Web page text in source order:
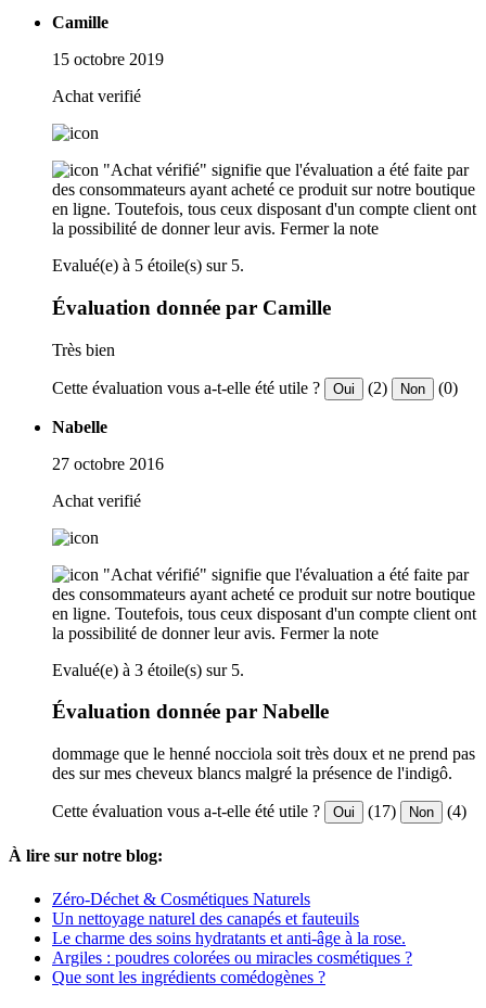
Camille
15 octobre 2019
Achat verifié
"Achat vérifié" signifie que l'évaluation a été faite par
des consommateurs ayant acheté ce produit sur notre boutique
en ligne. Toutefois, tous ceux disposant d'un compte client ont
la possibilité de donner leur avis. Fermer la note
Evalué(e) à 5 étoile(s) sur 5.
Évaluation donnée par Camille
Très bien
Cette évaluation vous a-t-elle été utile ? Oui (2) Non (0)
Nabelle
27 octobre 2016
Achat verifié
"Achat vérifié" signifie que l'évaluation a été faite par
des consommateurs ayant acheté ce produit sur notre boutique
en ligne. Toutefois, tous ceux disposant d'un compte client ont
la possibilité de donner leur avis. Fermer la note
Evalué(e) à 3 étoile(s) sur 5.
Évaluation donnée par Nabelle
dommage que le henné nocciola soit très doux et ne prend pas
des sur mes cheveux blancs malgré la présence de l'indigô.
Cette évaluation vous a-t-elle été utile ? Oui (17) Non (4)
À lire sur notre blog:
Zéro-Déchet & Cosmétiques Naturels
Un nettoyage naturel des canapés et fauteuils
Le charme des soins hydratants et anti-âge à la rose.
Argiles : poudres colorées ou miracles cosmétiques ?
Que sont les ingrédients comédogènes ?